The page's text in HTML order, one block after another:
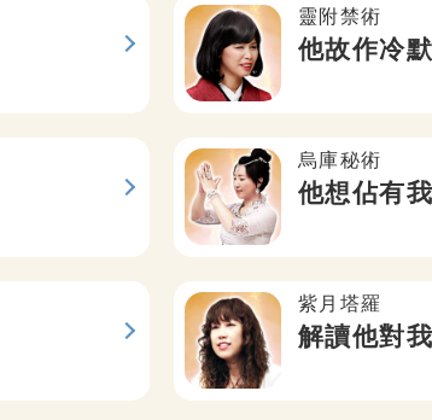
靈附禁術
他故作冷
烏庫秘術
他想佔有
紫月塔羅
解讀他對